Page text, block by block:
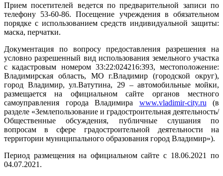
Прием посетителей ведется по предварительной записи по
телефону 53-60-86. Посещение учреждения в обязательном
порядке с использованием средств индивидуальной защиты:
маска, перчатки.
Документация по вопросу предоставления разрешения на
условно разрешенный вид использования земельного участка
с кадастровым номером 33:22:024216:393, местоположение:
Владимирская область, МО г.Владимир (городской округ),
город Владимир, ул.Ватутина, 29 – автомобильные мойки,
размещается на официальном сайте органов местного
самоуправления города Владимира www.vladimir-city.ru (в
разделе «Землепользование и градостроительная деятельность/
Общественные обсуждения, публичные слушания по
вопросам в сфере градостроительной деятельности на
территории муниципального образования город Владимир»).
Период размещения на официальном сайте с 18.06.2021 по
04.07.2021.